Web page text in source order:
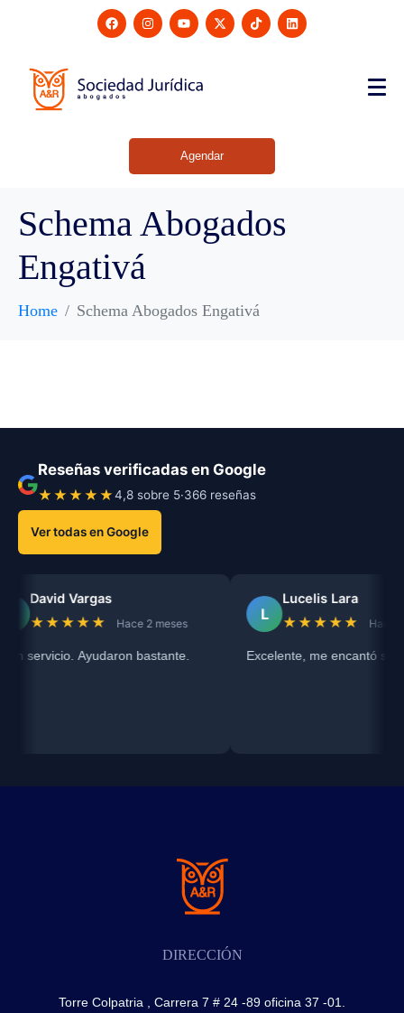
Agendar
Schema Abogados
Engativá
Home Schema Abogados Engativá
Reseñas verificadas en Google
★★★★★4,8 sobre 5·366 reseñas
Ver todas en Google
David Vargas
★★★★★ Hace 2 meses
servicio. Ayudaron bastante.
L
Lucelis Lara
★★★★★ Hace 2
Excelente, me encantó su
DIRECCIÓN
Torre Colpatria , Carrera 7 # 24 -89 oficina 37 -01.